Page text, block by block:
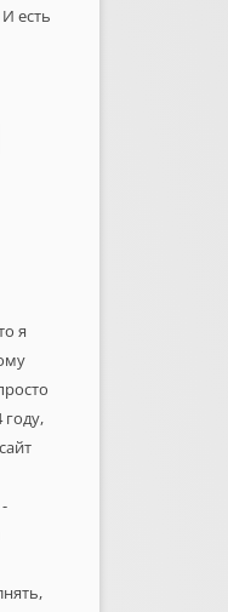
есть
я
году,